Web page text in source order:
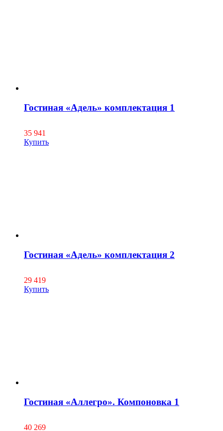
Гостиная «Адель» комплектация 1
35 941
Купить
Гостиная «Адель» комплектация 2
29 419
Купить
Гостиная «Аллегро». Компоновка 1
40 269